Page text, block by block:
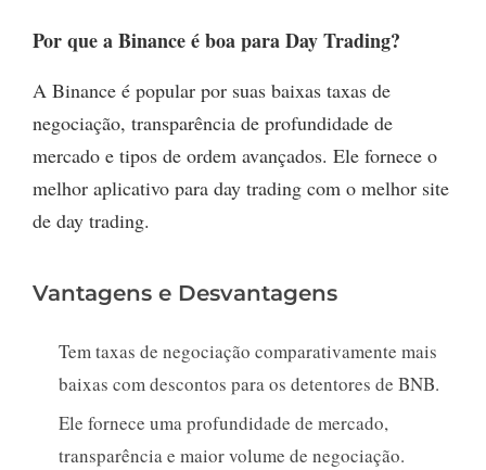
Por que a Binance é boa para Day Trading?
A Binance é popular por suas baixas taxas de
negociação, transparência de profundidade de
mercado e tipos de ordem avançados. Ele fornece o
melhor aplicativo para day trading com o melhor site
de day trading.
Vantagens e Desvantagens
Tem taxas de negociação comparativamente mais
baixas com descontos para os detentores de BNB.
Ele fornece uma profundidade de mercado,
transparência e maior volume de negociação.